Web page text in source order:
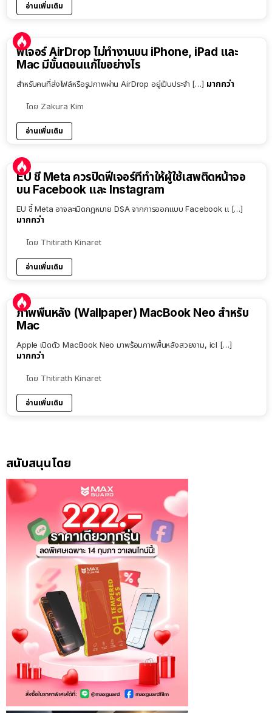
อ่านเพิ่มเติม
ฟีเจอร์ AirDrop ไม่ทำงานบน iPhone, iPad และ
Mac มีขั้นตอนแก้ไขอย่างไร
สำหรับคนที่ส่งไฟล์หรือรูปภาพผ่าน AirDrop อยู่เป็นประจำ […] มากกว่า
โดย Zakura Kim
อ่านเพิ่มเติม
EU ชี้ Meta ควรปิดฟีเจอร์ที่ทำให้ผู้ใช้เสพติดหน้าจอ
บน Facebook และ Instagram
EU ชี้ Meta อาจละเมิดกฎหมาย DSA จากการออกแบบ Facebook แ […]
มากกว่า
โดย Thitirath Kinaret
อ่านเพิ่มเติม
ภาพพื้นหลัง (Wallpaper) MacBook Neo สำหรับ
Mac
Apple เปิดตัว MacBook Neo มาพร้อมภาพพื้นหลังสวยงาม, icl […]
มากกว่า
โดย Thitirath Kinaret
อ่านเพิ่มเติม
สนับสนุนโดย